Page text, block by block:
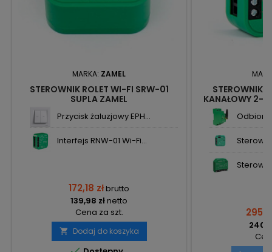
MARKA: ZAMEL
STEROWNIK ROLET WI-FI SRW-01
SUPLA ZAMEL
Przycisk żaluzjowy EPH...
Interfejs RNW-01 Wi-Fi...
172,18 złbrutto
139,98 złnetto
Cena za szt.
 Dodaj do koszyka
STEROWNIK
KANAŁOWY 2-